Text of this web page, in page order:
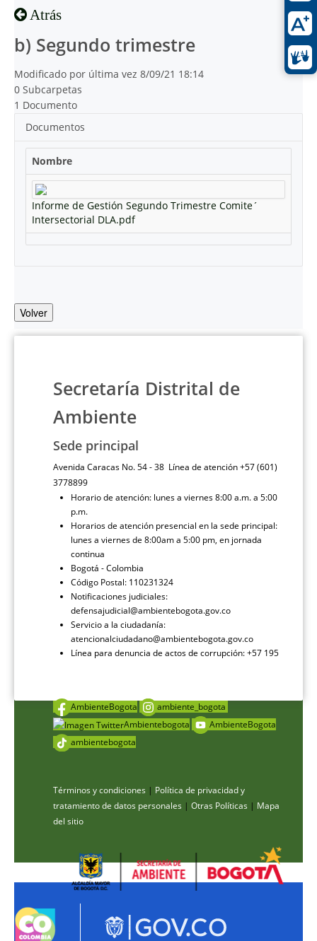
Atrás
b) Segundo trimestre
Modificado por última vez 8/09/21 18:14
0 Subcarpetas
1 Documento
Documentos
Nombre
Informe de Gestión Segundo Trimestre Comite´
Intersectorial DLA.pdf
Volver
Secretaría Distrital de
Ambiente
Sede principal
Avenida Caracas No. 54 - 38 Línea de atención +57 (601)
3778899
Horario de atención: lunes a viernes 8:00 a.m. a 5:00
p.m.
Horarios de atención presencial en la sede principal:
lunes a viernes de 8:00am a 5:00 pm, en jornada
continua
Bogotá - Colombia
Código Postal: 110231324
Notificaciones judiciales:
defensajudicial@ambientebogota.gov.co
Servicio a la ciudadanía:
atencionalciudadano@ambientebogota.gov.co
Línea para denuncia de actos de corrupción: +57 195
AmbienteBogota
ambiente_bogota
Ambientebogota
AmbienteBogota
ambientebogota
Términos y condiciones | Política de privacidad y
tratamiento de datos personales | Otras Políticas | Mapa
del sitio